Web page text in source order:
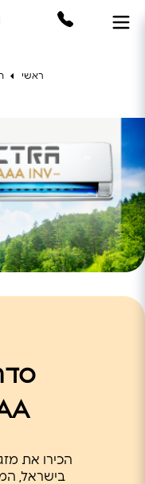
ראשי
הכירו את
בישראל,